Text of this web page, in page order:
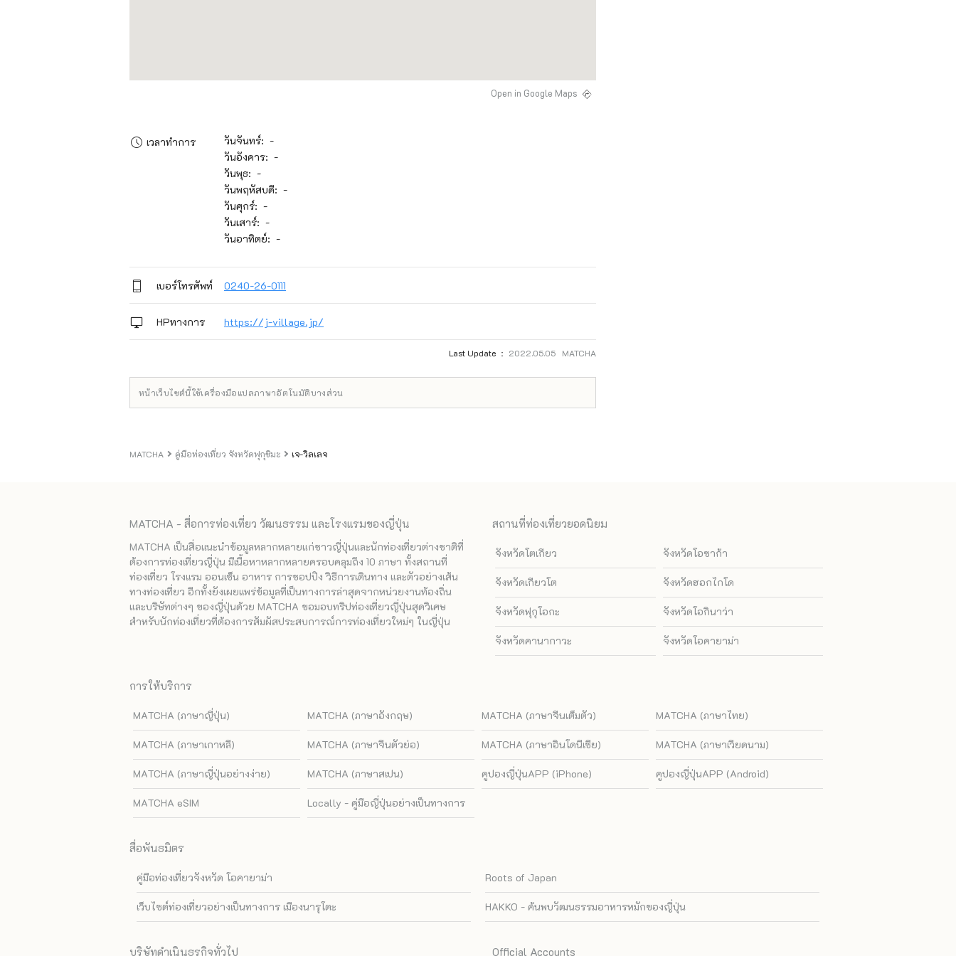
Open in Google Maps
เวลาทำการ
วันจันทร์: -
วันอังคาร: -
วันพุธ: -
วันพฤหัสบดี: -
วันศุกร์: -
วันเสาร์: -
วันอาทิตย์: -
เบอร์โทรศัพท์ 0240-26-0111
HPทางการ https://j-village.jp/
Last Update ： 2022.05.05 MATCHA
หน้าเว็บไซต์นี้ใช้เครื่องมือแปลภาษาอัตโนมัติบางส่วน
MATCHA คู่มือท่องเที่ยว จังหวัดฟุกุชิมะ เจ-วิลเลจ
MATCHA - สื่อการท่องเที่ยว วัฒนธรรม และโรงแรมของญี่ปุ่น
MATCHA เป็นสื่อแนะนำข้อมูลหลากหลายแก่ชาวญี่ปุ่นและนักท่องเที่ยวต่างชาติที่
ต้องการท่องเที่ยวญี่ปุ่น มีเนื้อหาหลากหลายครอบคลุมถึง 10 ภาษา ทั้งสถานที่
ท่องเที่ยว โรงแรม ออนเซ็น อาหาร การชอปปิง วิธีการเดินทาง และตัวอย่างเส้น
ทางท่องเที่ยว อีกทั้งยังเผยแพร่ข้อมูลที่เป็นทางการล่าสุดจากหน่วยงานท้องถิ่น
และบริษัทต่างๆ ของญี่ปุ่นด้วย MATCHA ขอมอบทริปท่องเที่ยวญี่ปุ่นสุดวิเศษ
สำหรับนักท่องเที่ยวที่ต้องการสัมผัสประสบการณ์การท่องเที่ยวใหม่ๆ ในญี่ปุ่น
สถานที่ท่องเที่ยวยอดนิยม
จังหวัดโตเกียว จังหวัดโอซาก้า
จังหวัดเกียวโต จังหวัดฮอกไกโด
จังหวัดฟุกุโอกะ จังหวัดโอกินาว่า
จังหวัดคานากาวะ จังหวัดโอคายาม่า
การให้บริการ
MATCHA (ภาษาญี่ปุ่น) MATCHA (ภาษาอังกฤษ) MATCHA (ภาษาจีนเต็มตัว) MATCHA (ภาษาไทย)
MATCHA (ภาษาเกาหลี) MATCHA (ภาษาจีนตัวย่อ) MATCHA (ภาษาอินโดนีเซีย) MATCHA (ภาษาเวียดนาม)
MATCHA (ภาษาญี่ปุ่นอย่างง่าย) MATCHA (ภาษาสเปน) คูปองญี่ปุ่นAPP (iPhone) คูปองญี่ปุ่นAPP (Android)
MATCHA eSIM Locally - คู่มือญี่ปุ่นอย่างเป็นทางการ
สื่อพันธมิตร
คู่มือท่องเที่ยวจังหวัด โอคายาม่า Roots of Japan
เว็บไซต์ท่องเที่ยวอย่างเป็นทางการ เมืองนารุโตะ HAKKO - ค้นพบวัฒนธรรมอาหารหมักของญี่ปุ่น
บริษัทดำเนินธุรกิจทั่วไป Official Accounts